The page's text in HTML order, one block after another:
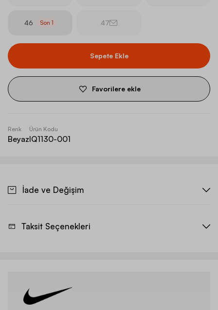
46 Son 1 47
Sepete Ekle
Favorilere ekle
Renk
Beyaz
Ürün Kodu
IQ1130-001
İade ve Değişim
Taksit Seçenekleri